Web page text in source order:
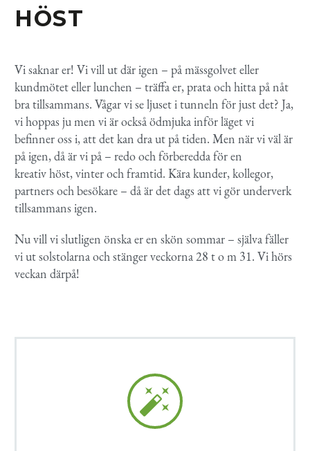
HÖST
Vi saknar er! Vi vill ut där igen – på mässgolvet eller
kundmötet eller lunchen – träffa er, prata och hitta på nåt
bra tillsammans. Vågar vi se ljuset i tunneln för just det? Ja,
vi hoppas ju men vi är också ödmjuka inför läget vi
befinner oss i, att det kan dra ut på tiden. Men när vi väl är
på igen, då är vi på – redo och förberedda för en
kreativ höst, vinter och framtid. Kära kunder, kollegor,
partners och besökare – då är det dags att vi gör underverk
tillsammans igen.
Nu vill vi slutligen önska er en skön sommar – själva fäller
vi ut solstolarna och stänger veckorna 28 t o m 31. Vi hörs
veckan därpå!

